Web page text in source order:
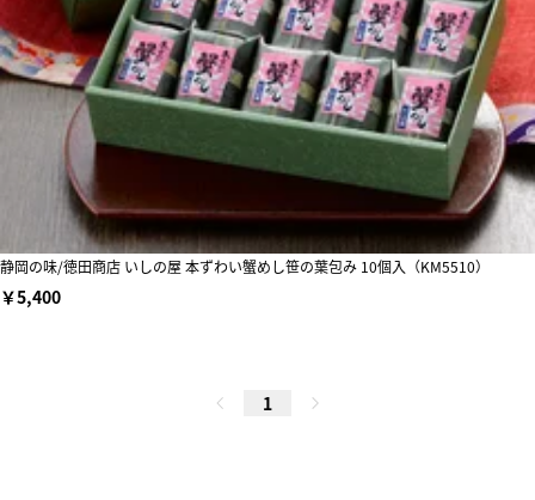
静岡の味/徳田商店 いしの屋 本ずわい蟹めし笹の葉包み 10個入（KM5510）
￥5,400
1